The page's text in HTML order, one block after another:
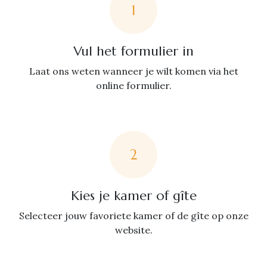
1
Vul het formulier in
Laat ons weten wanneer je wilt komen via het
online formulier.
2
Kies je kamer of gîte
Selecteer jouw favoriete kamer of de gîte op onze
website.